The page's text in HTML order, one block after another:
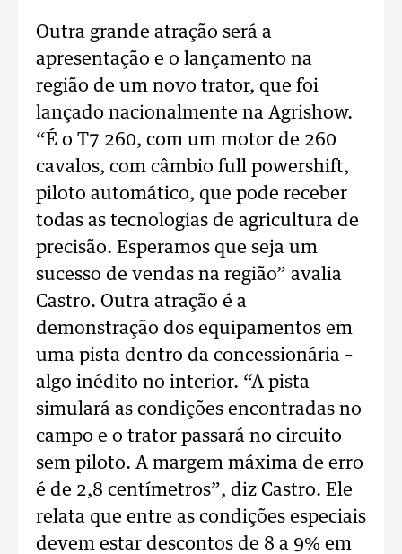
Outra grande atração será a
apresentação e o lançamento na
região de um novo trator, que foi
lançado nacionalmente na Agrishow.
“É o T7 260, com um motor de 260
cavalos, com câmbio full powershift,
piloto automático, que pode receber
todas as tecnologias de agricultura de
precisão. Esperamos que seja um
sucesso de vendas na região” avalia
Castro. Outra atração é a
demonstração dos equipamentos em
uma pista dentro da concessionária –
algo inédito no interior. “A pista
simulará as condições encontradas no
campo e o trator passará no circuito
sem piloto. A margem máxima de erro
é de 2,8 centímetros”, diz Castro. Ele
relata que entre as condições especiais
devem estar descontos de 8 a 9% em